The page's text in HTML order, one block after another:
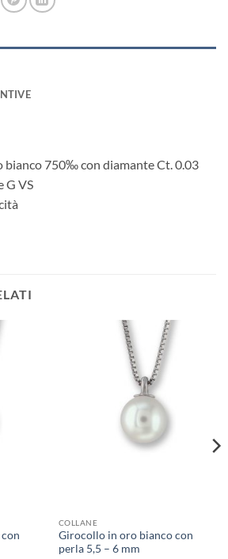
bianco 750‰ con diamante Ct. 0.03
G VS
COLLANE
Girocollo in oro bianco con
perla 5,5 – 6 mm